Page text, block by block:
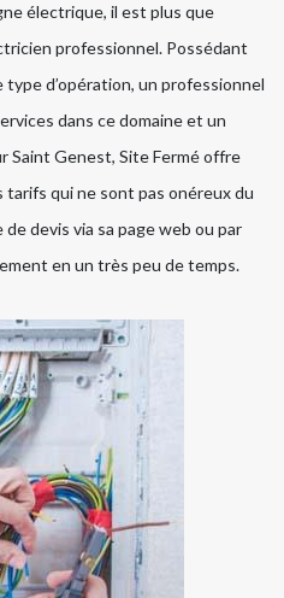
électrique, il est plus que
professionnel. Possédant
d’opération, un professionnel
dans ce domaine et un
Saint Genest, Site Fermé offre
qui ne sont pas onéreux du
devis via sa page web ou par
en un très peu de temps.